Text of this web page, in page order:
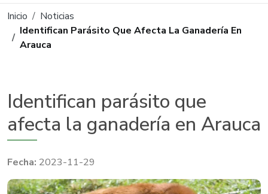
Ruta de navegación
Inicio
Noticias
Identifican Parásito Que Afecta La Ganadería En
Arauca
Identifican parásito que
afecta la ganadería en Arauca
2023-11-29